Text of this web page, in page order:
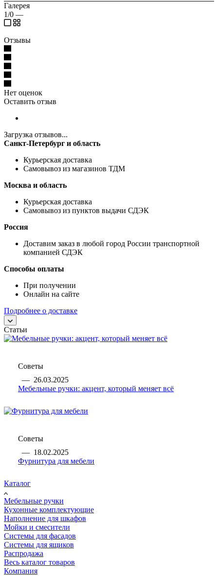
Галерея
1/0 —
Отзывы
Нет оценок
Оставить отзыв
Загрузка отзывов...
Санкт-Петербург и область
Курьерская доставка
Самовывоз из магазинов ТДМ
Москва и область
Курьерская доставка
Самовывоз из пунктов выдачи СДЭК
Россия
Доставим заказ в любой город России транспортной
компанией СДЭК
Способы оплаты
При получении
Онлайн на сайте
Подробнее о доставке
Статьи
Советы
— 26.03.2025
Мебельные ручки: акцент, который меняет всё
Советы
— 18.02.2025
Фурнитура для мебели
Каталог
Мебельные ручки
Кухонные комплектующие
Наполнение для шкафов
Мойки и смесители
Системы для фасадов
Системы для ящиков
Распродажа
Весь каталог товаров
Компания